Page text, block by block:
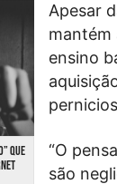
QUE
Apesar
mantém
ensino
“O
são